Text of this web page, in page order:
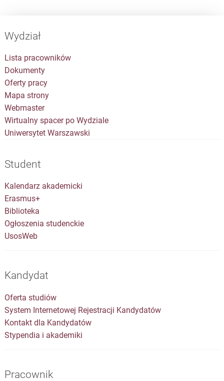
Wydział
Lista pracowników
Dokumenty
Oferty pracy
Mapa strony
Webmaster
Wirtualny spacer po Wydziale
Uniwersytet Warszawski
Student
Kalendarz akademicki
Erasmus+
Biblioteka
Ogłoszenia studenckie
UsosWeb
Kandydat
Oferta studiów
System Internetowej Rejestracji Kandydatów
Kontakt dla Kandydatów
Stypendia i akademiki
Pracownik